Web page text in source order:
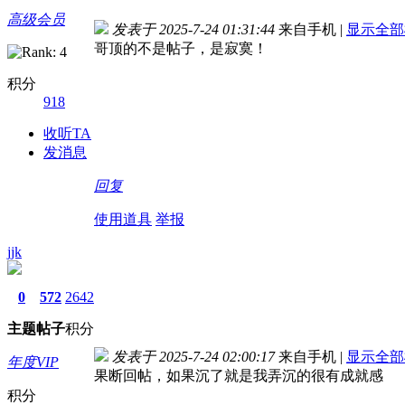
高级会员
积分
918
收听TA
发消息
发表于 2025-7-24 01:31:44 来自手机 | 显示全
哥顶的不是帖子，是寂寞！
回复
使用道具 举报
jjk
0
主题
572
帖子
2642
积分
年度VIP
积分
发表于 2025-7-24 02:00:17 来自手机 | 显示全
果断回帖，如果沉了就是我弄沉的很有成就感